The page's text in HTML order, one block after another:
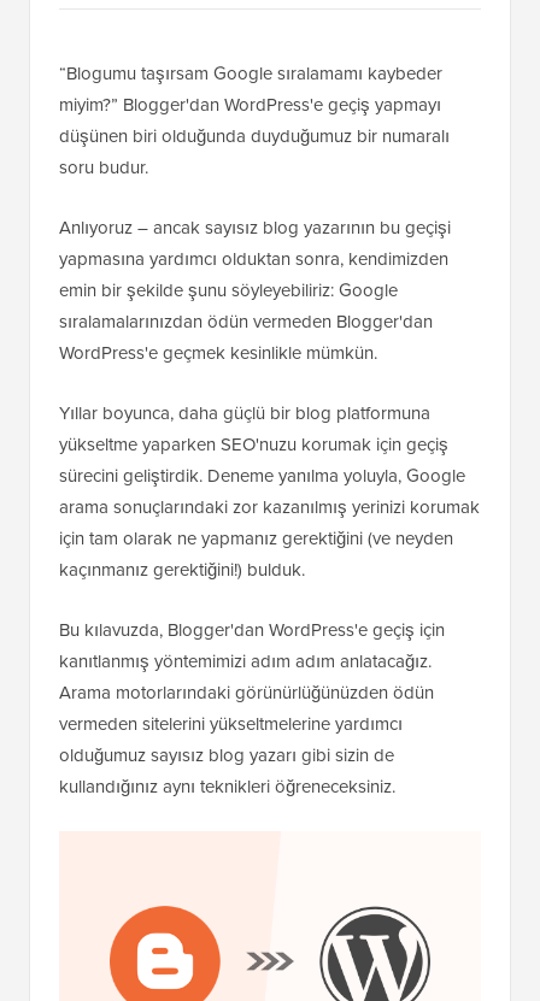
“Blogumu taşırsam Google sıralamamı kaybeder
miyim?” Blogger'dan WordPress'e geçiş yapmayı
düşünen biri olduğunda duyduğumuz bir numaralı
soru budur.
Anlıyoruz – ancak sayısız blog yazarının bu geçişi
yapmasına yardımcı olduktan sonra, kendimizden
emin bir şekilde şunu söyleyebiliriz: Google
sıralamalarınızdan ödün vermeden Blogger'dan
WordPress'e geçmek kesinlikle mümkün.
Yıllar boyunca, daha güçlü bir blog platformuna
yükseltme yaparken SEO'nuzu korumak için geçiş
sürecini geliştirdik. Deneme yanılma yoluyla, Google
arama sonuçlarındaki zor kazanılmış yerinizi korumak
için tam olarak ne yapmanız gerektiğini (ve neyden
kaçınmanız gerektiğini!) bulduk.
Bu kılavuzda, Blogger'dan WordPress'e geçiş için
kanıtlanmış yöntemimizi adım adım anlatacağız.
Arama motorlarındaki görünürlüğünüzden ödün
vermeden sitelerini yükseltmelerine yardımcı
olduğumuz sayısız blog yazarı gibi sizin de
kullandığınız aynı teknikleri öğreneceksiniz.